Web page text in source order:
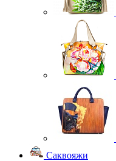
Саквояжи